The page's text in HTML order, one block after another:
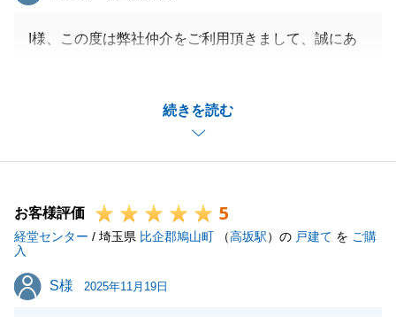
続きを読む
I様、この度は弊社仲介をご利用頂きまして、誠にあ
あんしん仲介保証のサービスを適用して、築年数は経
過していますが、大切に使用されており、中古住宅と
しても十分使用できるご安心感を全面にアピールさせ
繋がったのではないかと考えております。
不具合のご連絡の際にはご心配をお掛け致しました
です。
お客様評価 5
経堂センター / 埼玉県 比企郡鳩山町 （高坂駅）の 戸建て を ご購
入
S様
S様 2025年11月19日